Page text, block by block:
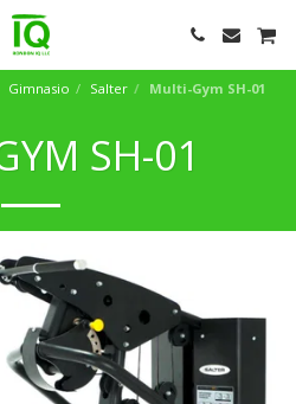
Gimnasio Salter Multi-Gym SH-01
SH-01